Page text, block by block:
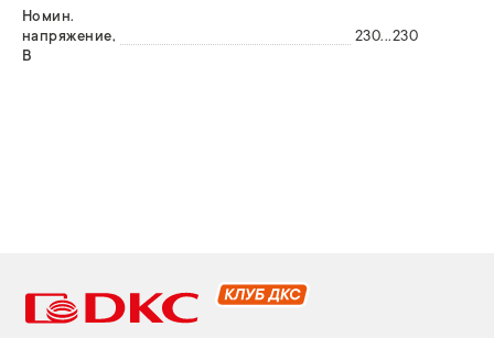
Номин.
напряжение,
В
230...230